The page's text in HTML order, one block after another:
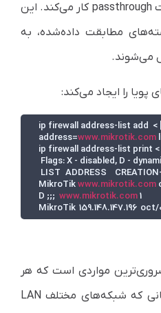
dst-to-address-list در حالت passthrough کار می‌کند. این
مطابقت داده‌شده، به
را ایجاد می‌کند:
[admin@MirkoTik] > ip firewall address-list add
address=www.mikrotik.com
www.mikrotik.com
1 D ;;;
www.mikrotik.com
MikroTik   159.148.147.196  oct/
مواردی است که هر
شبکه باید داشته باشد. زمانی که شبکه‌های مختلف LAN